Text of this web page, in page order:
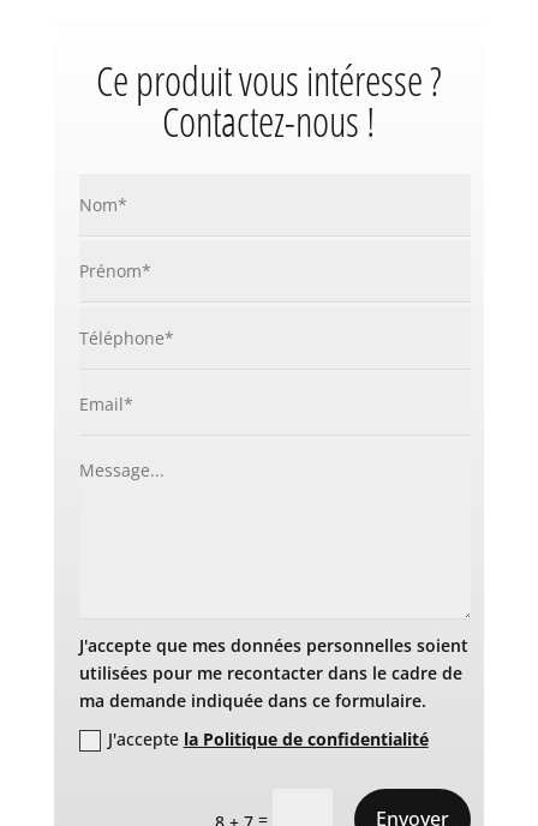
Ce produit vous intéresse ?
Contactez-nous !
J'accepte que mes données personnelles soient
utilisées pour me recontacter dans le cadre de
ma demande indiquée dans ce formulaire.
J'accepte la Politique de confidentialité
8 + 7 = Envoyer